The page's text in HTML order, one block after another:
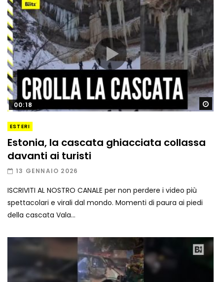
00:18
ESTERI
Estonia, la cascata ghiacciata collassa
davanti ai turisti
13 GENNAIO 2026
ISCRIVITI AL NOSTRO CANALE per non perdere i video più
spettacolari e virali dal mondo. Momenti di paura ai piedi
della cascata Vala...